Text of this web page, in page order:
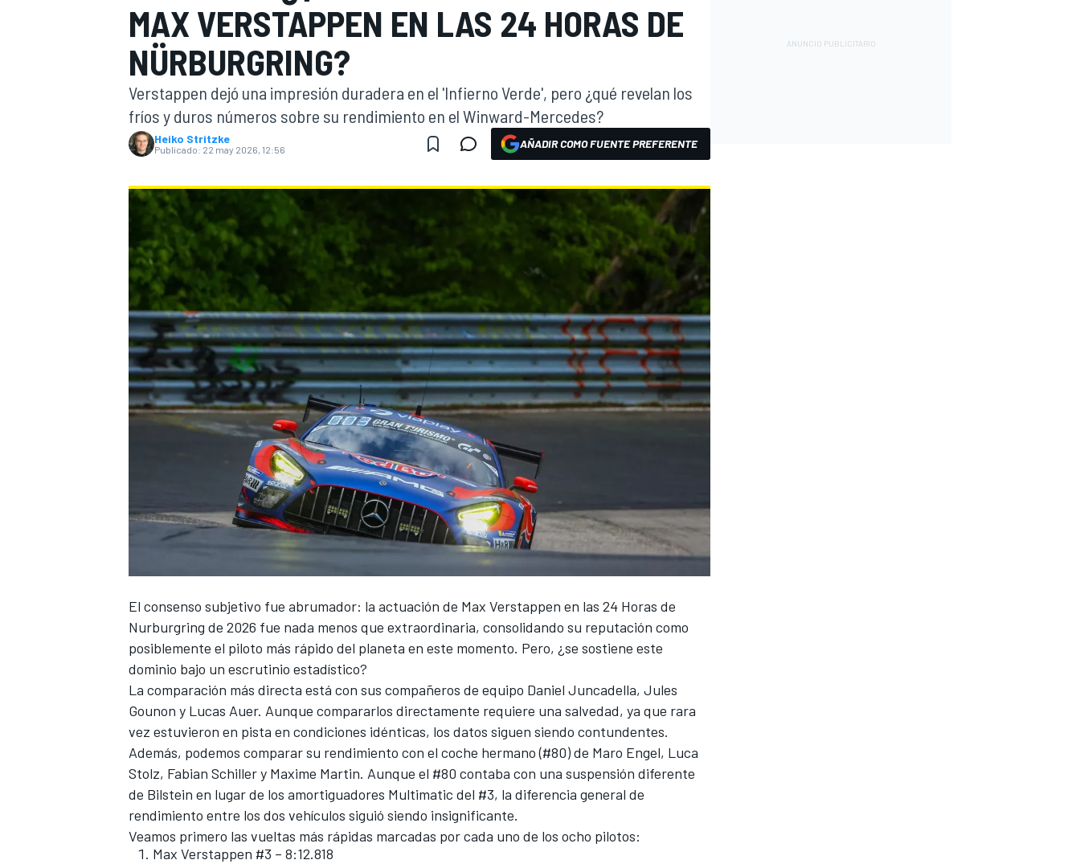
FÓRMULA E MOTO
MÁS
MAX VERSTAPPEN EN LAS 24 HORAS DE
NÜRBURGRING?
Verstappen dejó una impresión duradera en el 'Infierno Verde', pero ¿qué revelan los
fríos y duros números sobre su rendimiento en el Winward-Mercedes?
Heiko Stritzke
Publicado: 22 may 2026, 12:56 AÑADIR COMO FUENTE PREFERENTE
El consenso subjetivo fue abrumador: la actuación de Max Verstappen en las 24 Horas de
Nurburgring de 2026 fue nada menos que extraordinaria, consolidando su reputación como
posiblemente el piloto más rápido del planeta en este momento. Pero, ¿se sostiene este
dominio bajo un escrutinio estadístico?
La comparación más directa está con sus compañeros de equipo Daniel Juncadella, Jules
Gounon y Lucas Auer. Aunque compararlos directamente requiere una salvedad, ya que rara
vez estuvieron en pista en condiciones idénticas, los datos siguen siendo contundentes.
Además, podemos comparar su rendimiento con el coche hermano (#80) de Maro Engel, Luca
Stolz, Fabian Schillery Maxime Martin. Aunque el #80 contaba con una suspensión diferente
de Bilstein en lugar de los amortiguadores Multimatic del #3, la diferencia general de
rendimiento entre los dos vehículos siguió siendo insignificante.
Veamos primero las vueltas más rápidas marcadas por cada uno de los ocho pilotos:
Max Verstappen #3 – 8:12.818